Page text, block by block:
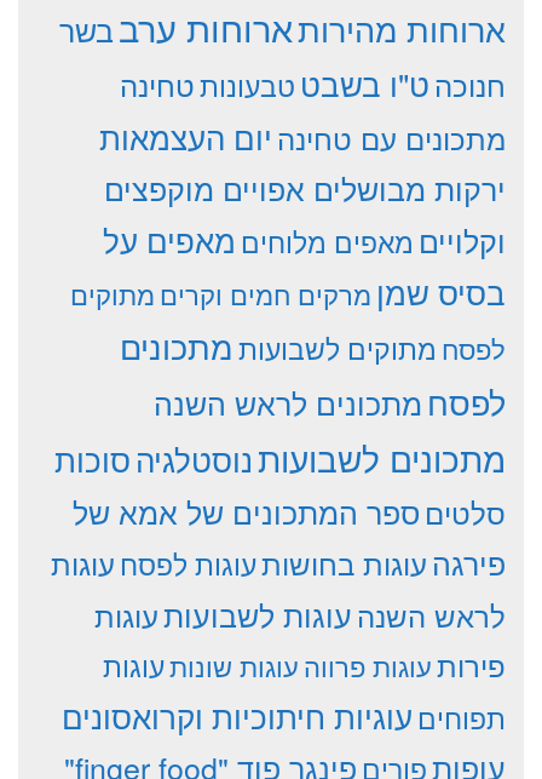
ארוחות מהירותארוחות ערבבשר
חנוכהט"ו בשבט טבעונותטחינה
מתכונים עם טחינה יום העצמאות
ירקות מבושלים אפויים מוקפצים
וקלויים מאפים מלוחים מאפים על
בסיס שמן מרקים חמים וקריםמתוקים
לפסח מתוקים לשבועותמתכונים
לפסח מתכונים לראש השנה
מתכונים לשבועותנוסטלגיהסוכות
סלטים ספר המתכונים של אמא של
פירגהעוגות בחושותעוגות לפסח עוגות
לראש השנהעוגות לשבועותעוגות
פירותעוגות פרווהעוגות שונותעוגות
תפוחים עוגיות חיתוכיות וקרואסונים
עופותפורים פינגר פוד "finger food"